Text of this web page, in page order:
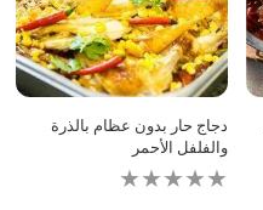
دجاج حار بدون عظام بالذرة
والفلفل الأحمر